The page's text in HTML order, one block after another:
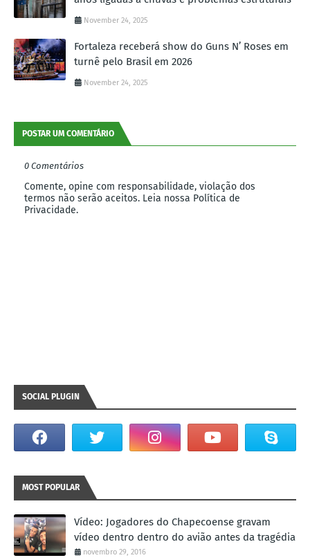
November 24, 2025
Fortaleza receberá show do Guns N’ Roses em
turnê pelo Brasil em 2026
November 24, 2025
POSTAR UM COMENTÁRIO
0 Comentários
Comente, opine com responsabilidade, violação dos
termos não serão aceitos. Leia nossa Política de
Privacidade.
SOCIAL PLUGIN
MOST POPULAR
Vídeo: Jogadores do Chapecoense gravam
vídeo dentro dentro do avião antes da tragédia
novembro 29, 2016